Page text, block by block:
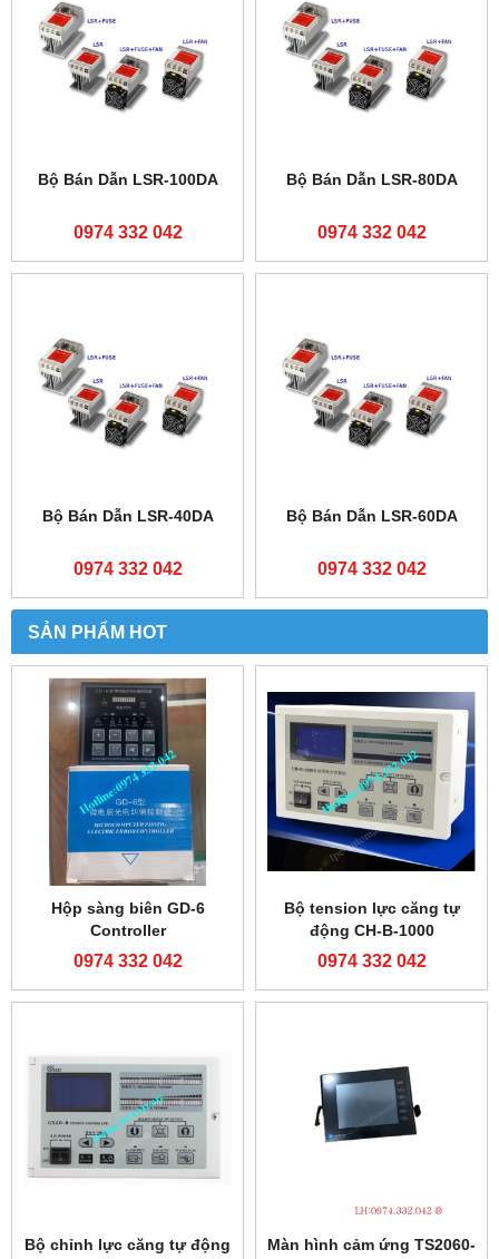
Bộ Bán Dẫn LSR-100DA
0974 332 042
Bộ Bán Dẫn LSR-80DA
0974 332 042
Bộ Bán Dẫn LSR-40DA
0974 332 042
Bộ Bán Dẫn LSR-60DA
0974 332 042
SẢN PHẨM HOT
Hộp sàng biên GD-6
Controller
0974 332 042
Bộ tension lực căng tự
động CH-B-1000
0974 332 042
Bộ chỉnh lực căng tự động
Màn hình cảm ứng TS2060-